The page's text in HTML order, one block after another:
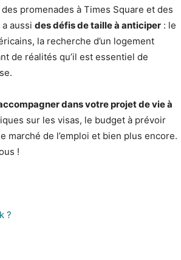
promenades à Times Square et des
aussi des défis de taille à anticiper : le
la recherche d’un logement
de réalités qu’il est essentiel de
dans votre projet de vie à
sur les visas, le budget à prévoir
marché de l’emploi et bien plus encore.
!
?